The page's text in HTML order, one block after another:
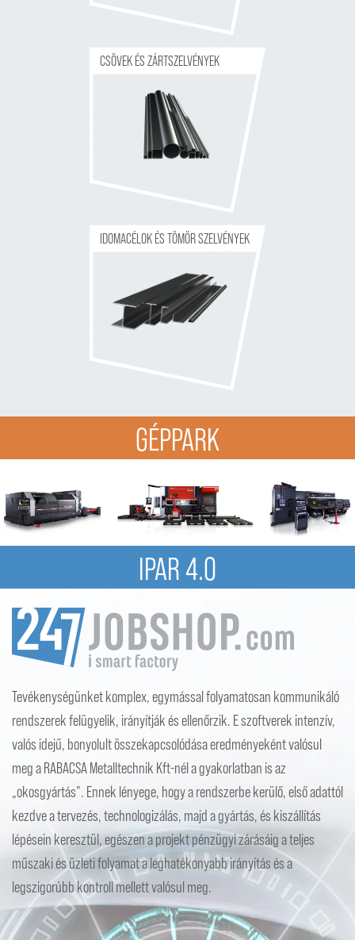
CSÖVEK ÉS ZÁRTSZELVÉNYEK
IDOMACÉLOK ÉS TÖMÖR SZELVÉNYEK
GÉPPARK
IPAR 4.0
Tevékenységünket komplex, egymással folyamatosan kommunikáló
rendszerek felügyelik, irányítják és ellenőrzik. E szoftverek intenzív,
valós idejű, bonyolult összekapcsolódása eredményeként valósul
meg a RABACSA Metalltechnik Kft-nél a gyakorlatban is az
„okosgyártás”. Ennek lényege, hogy a rendszerbe kerülő, első adattól
kezdve a tervezés, technologizálás, majd a gyártás, és kiszállítás
lépésein keresztül, egészen a projekt pénzügyi zárásáig a teljes
műszaki és üzleti folyamat a leghatékonyabb irányítás és a
legszigorúbb kontroll mellett valósul meg.